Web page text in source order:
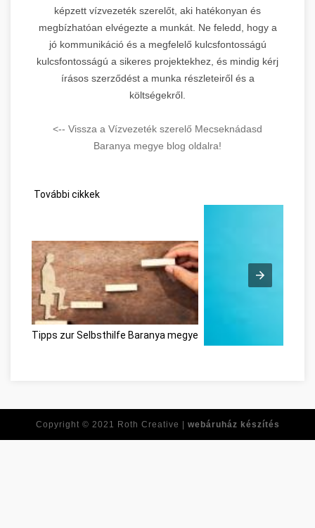
képzett vízvezeték szerelőt, aki hatékonyan és
megbízhatóan elvégezte a munkát. Ne feledd, hogy a
jó kommunikáció és a megfelelő kulcsfontosságú
kulcsfontosságú a sikeres projektekhez, és mindig kérj
írásos szerződést a munka részleteiről és a
költségekről.
<-- Vissza a Vízvezeték szerelő Mecseknádasd
Baranya megye blog oldalra!
További cikkek
Tipps zur Selbsthilfe Baranya megye
Copyright © 2021 Roth Creative | webáruház készítés